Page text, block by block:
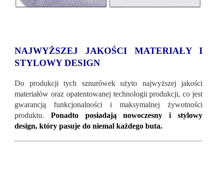
NAJWYŻSZEJ JAKOŚCI MATERIAŁY I
STYLOWY DESIGN
Do produkcji tych sznurówek użyto najwyższej jakości
materiałów oraz opatentowanej technologii produkcji, co jest
gwarancją funkcjonalności i maksymalnej żywotności
produktu. Ponadto posiadają nowoczesny i stylowy
design, który pasuje do niemal każdego buta.